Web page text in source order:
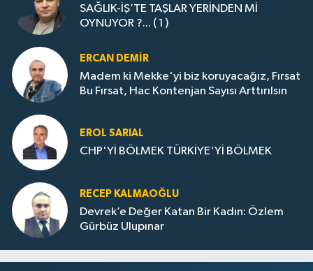
SAĞLIK-İŞ’TE TAŞLAR YERİNDEN Mİ
OYNUYOR ?... ( 1 )
ERCAN DEMIR
Madem ki Mekke'yi biz koruyacağız, Fırsat
Bu Fırsat, Hac Kontenjan Sayısı Arttırılsın
EROL SARIAL
CHP'Yİ BÖLMEK TÜRKİYE'Yİ BÖLMEK
RECEP KALMAOĞLU
Devrek’e Değer Katan Bir Kadın: Özlem
Gürbüz Ulupınar